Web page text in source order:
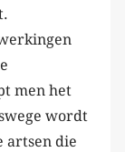
men het
wordt
artsen die